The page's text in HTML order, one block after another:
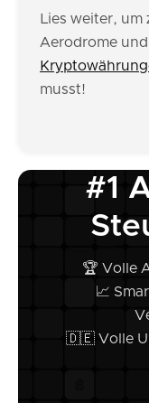
Lies weiter, um
Aerodrome
musst!
#1
🏆 Volle
📈
🇩🇪 Volle